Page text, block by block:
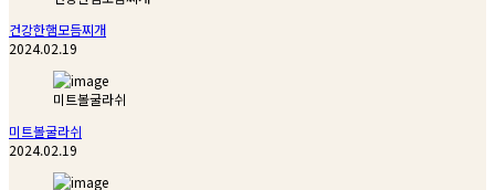
건강한햄모듬찌개
2024.02.19
미트볼굴라쉬
미트볼굴라쉬
2024.02.19